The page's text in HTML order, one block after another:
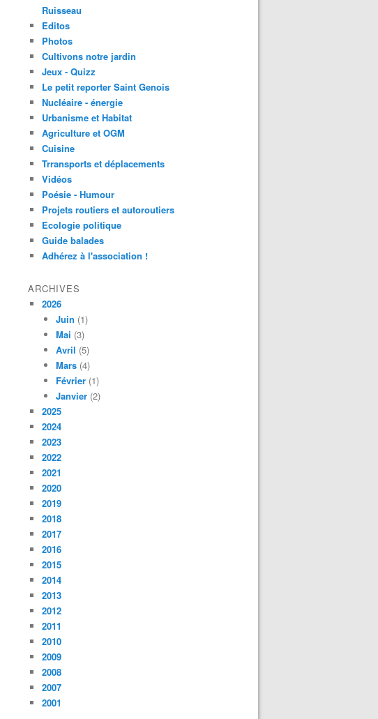
Ruisseau
Editos
Photos
Cultivons notre jardin
Jeux - Quizz
Le petit reporter Saint Genois
Nucléaire - énergie
Urbanisme et Habitat
Agriculture et OGM
Cuisine
Trransports et déplacements
Vidéos
Poésie - Humour
Projets routiers et autoroutiers
Ecologie politique
Guide balades
Adhérez à l'association !
ARCHIVES
2026
Juin (1)
Mai (3)
Avril (5)
Mars (4)
Février (1)
Janvier (2)
2025
2024
2023
2022
2021
2020
2019
2018
2017
2016
2015
2014
2013
2012
2011
2010
2009
2008
2007
2001